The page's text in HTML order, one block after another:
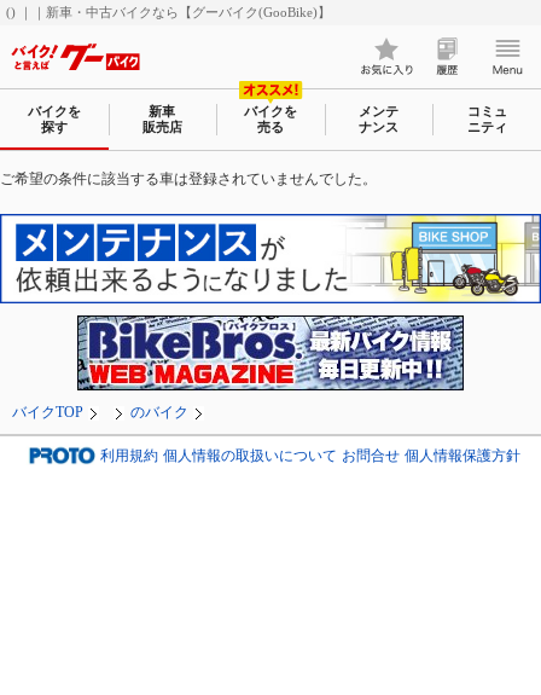
() ｜｜新車・中古バイクなら【グーバイク(GooBike)】
バイクを
探す
新車
販売店
バイクを
売る
メンテ
ナンス
コミュ
ニティ
ご希望の条件に該当する車は登録されていませんでした。
バイクTOP のバイク
利用規約 個人情報の取扱いについて お問合せ 個人情報保護方針